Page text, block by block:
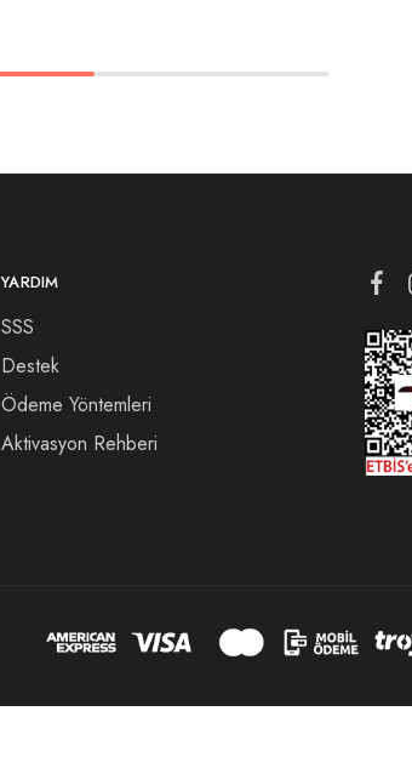
YARDIM
SSS
Destek
Ödeme Yöntemleri
Aktivasyon Rehberi